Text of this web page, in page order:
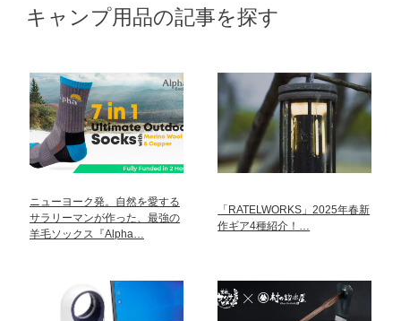
キャンプ用品の記事を探す
ニューヨーク発。自然を愛する
サラリーマンが作った、最強の
羊毛ソックス『Alpha…
「RATELWORKS」2025年春新
作ギア4種紹介！…